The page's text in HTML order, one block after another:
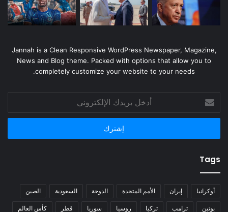
Jannah is a Clean Responsive WordPress Newspaper, Magazine,
News and Blog theme. Packed with options that allow you to
completely customize your website to your needs.
بريدك
الإلكتروني
Tags
أوكرانيا إيران الأمم المتحدة الدوحة السعودية الصين
بوتين ترامب تركيا روسيا سوريا قطر كأس العالم